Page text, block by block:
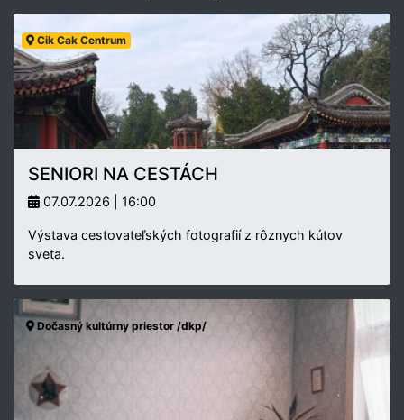
Cik Cak Centrum
SENIORI NA CESTÁCH
07.07.2026 | 16:00
Výstava cestovateľských fotografií z rôznych kútov
sveta.
Dočasný kultúrny priestor /dkp/